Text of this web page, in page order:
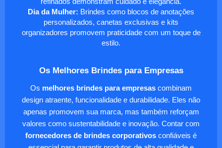
refinados demonstram cuidado e elegância.
Dia da Mulher: Brindes como blocos de anotações
personalizados, canetas exclusivas e kits
organizadores promovem praticidade com um toque de
estilo.
Os Melhores Brindes para Empresas
Os melhores brindes para empresas combinam
design atraente, funcionalidade e durabilidade. Eles não
apenas promovem sua marca, mas também reforçam
valores como sustentabilidade e inovação. Contar com
fornecedores de brindes corporativos confiáveis é